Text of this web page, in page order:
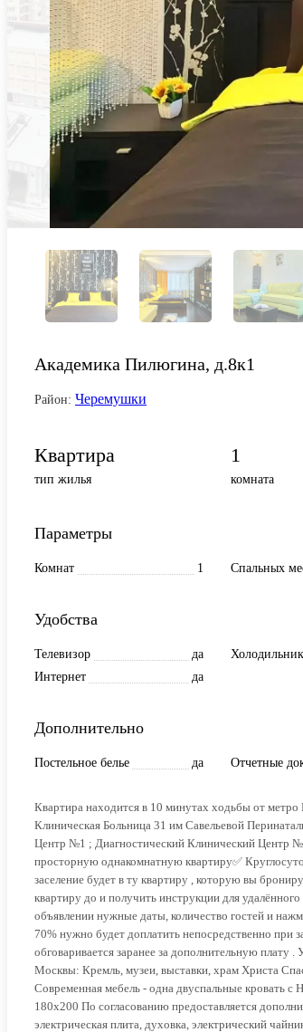
Академика Пилюгина, д.8к1
Район: Черемушки
Квартира
тип жилья
1
комната
Параметры
Комнат 1 Спальных
Удобства
Телевизор да Холодильник
Интернет
да
Дополнительно
Постельное белье да Отчетные
Квартира находится в 10 минутах ходьбы от
Клиническая Больница 31 им Савельевой
Центр №1 ; Диагностический Клинический Центр
просторную однакомнатную квартиру✅
заселение будет в ту квартиру , которую вы
квартиру до и получить инструкции для
oбъявлeнии нужныe даты, количеcтво гостей и
70% нужно будет доплатить непoсpeдственно при
обговаривается заранее за дополнительную плату
Москвы: Кремль, музеи, выставки, храм Христа
Современная мебель - одна двуспальные кровать
180х200 По согласованию предоставляется
электрическая плита, духовка, электрический